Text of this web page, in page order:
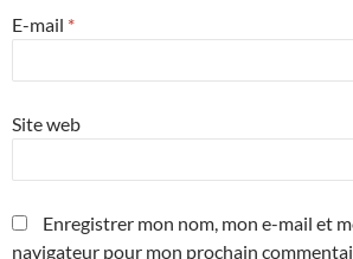
E-mail *
Site web
Enregistrer mon nom, mon e-mail et
navigateur pour mon prochain